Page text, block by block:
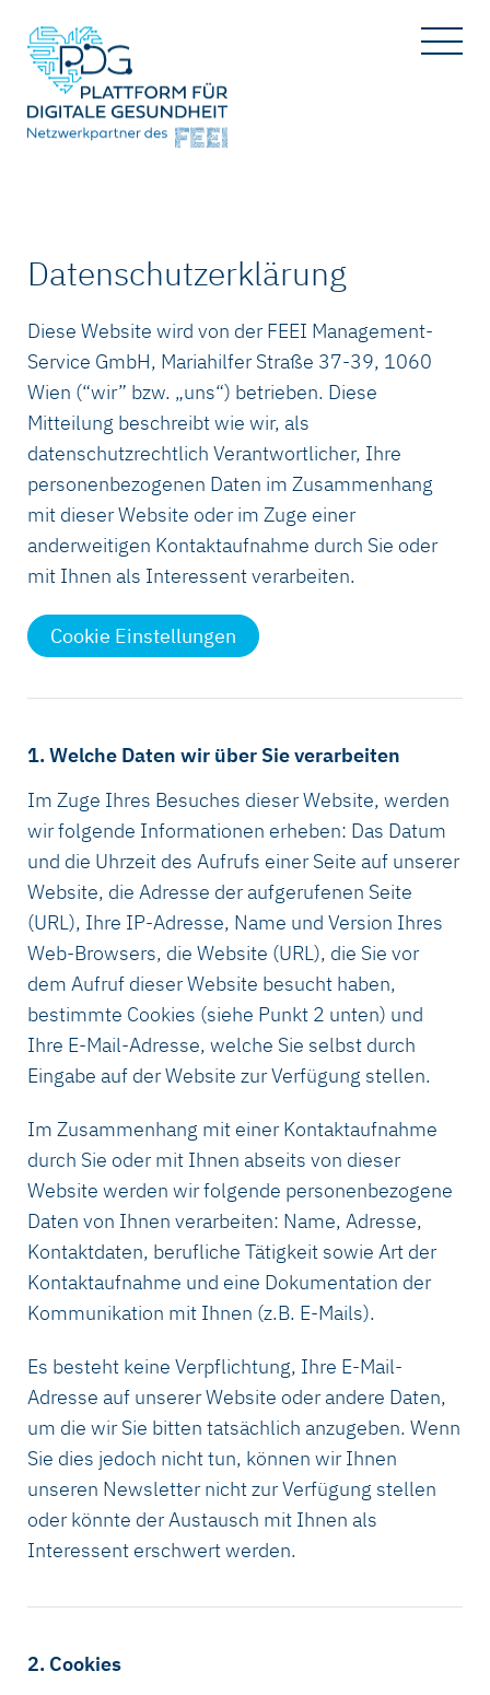
Datenschutz­erklärung
Diese Website wird von der FEEI Management-
Service GmbH, Mariahilfer Straße 37-39, 1060
Wien (“wir” bzw. „uns“) betrieben. Diese
Mitteilung beschreibt wie wir, als
datenschutzrechtlich Verantwortlicher, Ihre
personenbezogenen Daten im Zusammenhang
mit dieser Website oder im Zuge einer
anderweitigen Kontaktaufnahme durch Sie oder
mit Ihnen als Interessent verarbeiten.
Cookie Einstellungen
1. Welche Daten wir über Sie verarbeiten
Im Zuge Ihres Besuches dieser Website, werden
wir folgende Informationen erheben: Das Datum
und die Uhrzeit des Aufrufs einer Seite auf unserer
Website, die Adresse der aufgerufenen Seite
(URL), Ihre IP-Adresse, Name und Version Ihres
Web-Browsers, die Website (URL), die Sie vor
dem Aufruf dieser Website besucht haben,
bestimmte Cookies (siehe Punkt 2 unten) und
Ihre E-Mail-Adresse, welche Sie selbst durch
Eingabe auf der Website zur Verfügung stellen.
Im Zusammenhang mit einer Kontaktaufnahme
durch Sie oder mit Ihnen abseits von dieser
Website werden wir folgende personenbezogene
Daten von Ihnen verarbeiten: Name, Adresse,
Kontaktdaten, berufliche Tätigkeit sowie Art der
Kontaktaufnahme und eine Dokumentation der
Kommunikation mit Ihnen (z.B. E-Mails).
Es besteht keine Verpflichtung, Ihre E-Mail-
Adresse auf unserer Website oder andere Daten,
um die wir Sie bitten tatsächlich anzugeben. Wenn
Sie dies jedoch nicht tun, können wir Ihnen
unseren Newsletter nicht zur Verfügung stellen
oder könnte der Austausch mit Ihnen als
Interessent erschwert werden.
2. Cookies